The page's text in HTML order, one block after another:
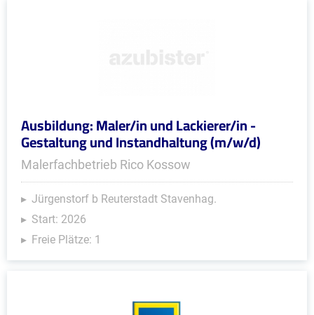
Ausbildung: Maler/in und Lackierer/in -
Gestaltung und Instandhaltung (m/w/d)
Malerfachbetrieb Rico Kossow
Jürgenstorf b Reuterstadt Stavenhag.
Start: 2026
Freie Plätze: 1